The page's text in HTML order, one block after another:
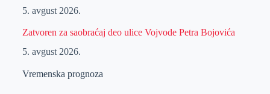
5. avgust 2026.
Zatvoren za saobraćaj deo ulice Vojvode Petra Bojovića
5. avgust 2026.
Vremenska prognoza